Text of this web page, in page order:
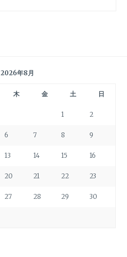
2026年8月
木 金 土 日
1 2
6 7 8 9
13 14 15 16
20 21 22 23
27 28 29 30